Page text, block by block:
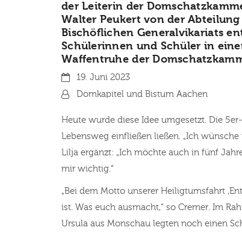
der Leiterin der
Walter Peukert von der
Bischöflichen Generalvikariats
Schülerinnen und Schüler in
Waffentruhe der
Datum:19. Juni 2023
Von:Domkapitel und Bistum Aachen
Heute wurde diese Idee umgesetzt. Die
Lebensweg einfließen ließen. „Ich
Lilja ergänzt: „Ich möchte auch in fünf
mir wichtig.“
„Bei dem Motto unserer Heiligtumsfahrt
ist. Was euch ausmacht,“ so Cremer. Im
Ursula aus Monschau legten noch einen